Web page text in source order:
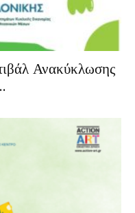
Ανακύκλωσης